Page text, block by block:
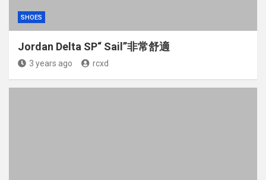
SHOES
Jordan Delta SP“ Sail”非常舒適
3 years ago rcxd